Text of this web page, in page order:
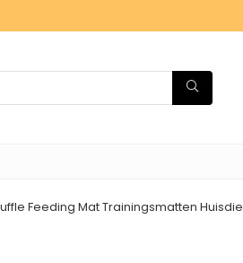
Feeding Mat Trainingsmatten